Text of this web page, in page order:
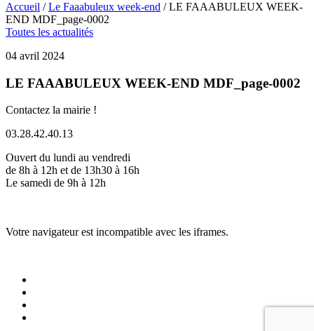
Accueil /Le Faaabuleux week-end /LE FAAABULEUX WEEK-
END MDF_page-0002
Toutes les actualités
04 avril 2024
LE FAAABULEUX WEEK-END MDF_page-0002
Contactez la mairie !
03.28.42.40.13
Ouvert du lundi au vendredi
de 8h à 12h et de 13h30 à 16h
Le samedi de 9h à 12h
Votre navigateur est incompatible avec les iframes.